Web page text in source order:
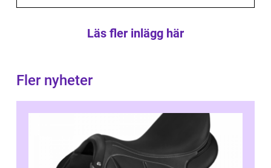
Läs fler inlägg här
Fler nyheter